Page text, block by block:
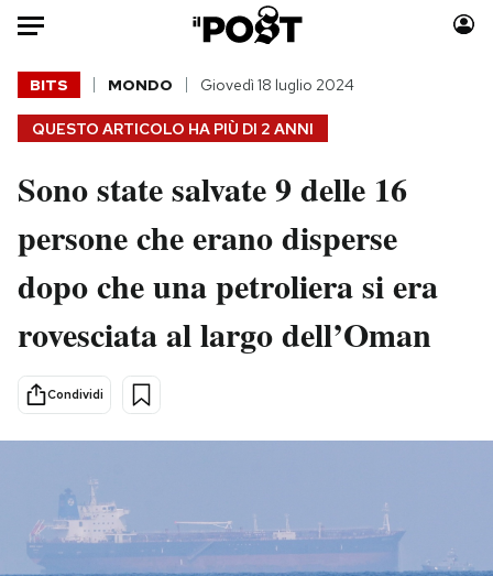
Auto
HOME
Italia
Politica
Tecnologia
Scienza
Cultura
Economia
Sport
Moda
Consumismi
Storie/Idee
Media
Mondiali calcio 2026
PODCAST
QUESTO ARTICOLO HA PIÙ DI 2 ANNI
BITS MONDO Giovedì 18 luglio 2024
Sono state salvate 9 delle 16
persone che erano disperse
dopo che una petroliera si era
rovesciata al largo dell’Oman
Condividi